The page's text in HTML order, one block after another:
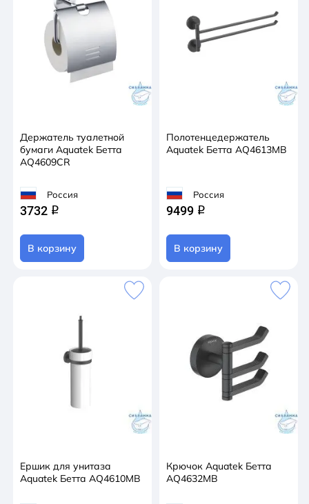
Держатель туалетной
бумаги Aquatek Бетта
AQ4609CR
Россия
3732 q
В корзину
Полотенцедержатель
Aquatek Бетта AQ4613MB
Россия
9499 q
В корзину
Ершик для унитаза
Aquatek Бетта AQ4610MB
Крючок Aquatek Бетта
AQ4632MB